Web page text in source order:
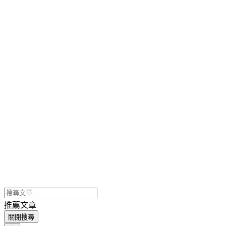
推薦文章
關閉搜尋